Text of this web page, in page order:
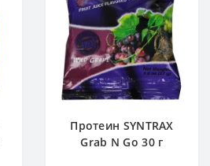
Протеин SYNTRAX
Grab N Go 30 г